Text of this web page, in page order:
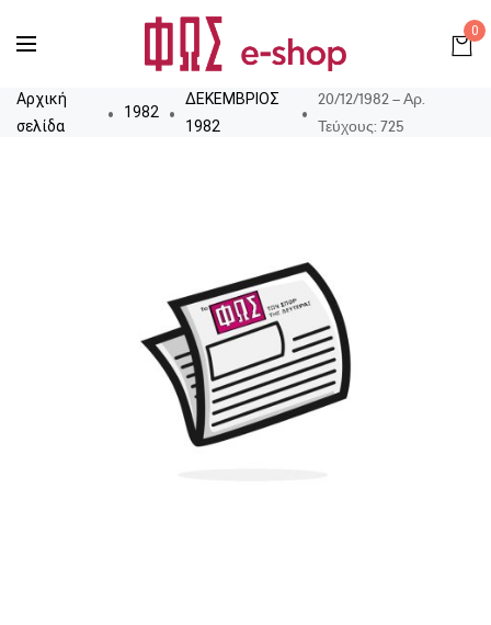
0
Αρχική
σελίδα
1982
ΔΕΚΕΜΒΡΙΟΣ
1982
20/12/1982 – Αρ.
Τεύχους: 725